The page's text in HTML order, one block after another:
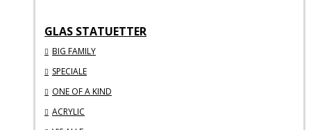
GLAS STATUETTER
BIG FAMILY
SPECIALE
ONE OF A KIND
ACRYLIC